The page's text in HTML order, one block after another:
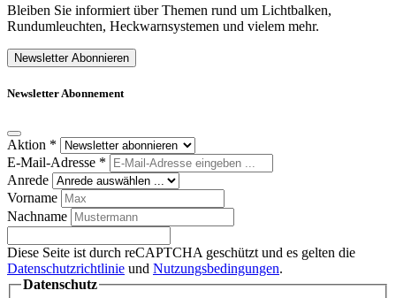
Bleiben Sie informiert über Themen rund um Lichtbalken,
Rundumleuchten, Heckwarnsystemen und vielem mehr.
Newsletter Abonnieren
Newsletter Abonnement
Aktion *
E-Mail-Adresse *
Anrede
Vorname
Nachname
Diese Seite ist durch reCAPTCHA geschützt und es gelten die
Datenschutzrichtlinie und Nutzungsbedingungen.
Datenschutz